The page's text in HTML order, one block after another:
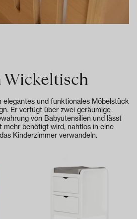
Wickeltisch
elegantes und funktionales Möbelstück
Er verfügt über zwei geräumige
von Babyutensilien und lässt
mehr benötigt wird, nahtlos in eine
Kinderzimmer verwandeln.